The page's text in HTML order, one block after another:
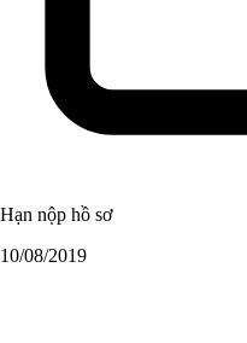
Hạn nộp hồ sơ
10/08/2019